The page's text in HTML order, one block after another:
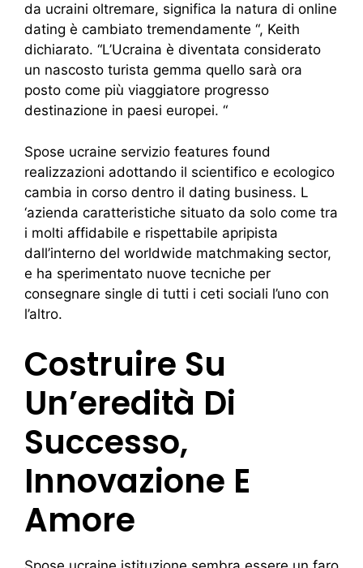
da ucraini oltremare, significa la natura di online
dating è cambiato tremendamente “, Keith
dichiarato. “L’Ucraina è diventata considerato
un nascosto turista gemma quello sarà ora
posto come più viaggiatore progresso
destinazione in paesi europei. “
Spose ucraine servizio features found
realizzazioni adottando il scientifico e ecologico
cambia in corso dentro il dating business. L
‘azienda caratteristiche situato da solo come tra
i molti affidabile e rispettabile apripista
dall’interno del worldwide matchmaking sector,
e ha sperimentato nuove tecniche per
consegnare single di tutti i ceti sociali l’uno con
l’altro.
Costruire Su
Un’eredità Di
Successo,
Innovazione E
Amore